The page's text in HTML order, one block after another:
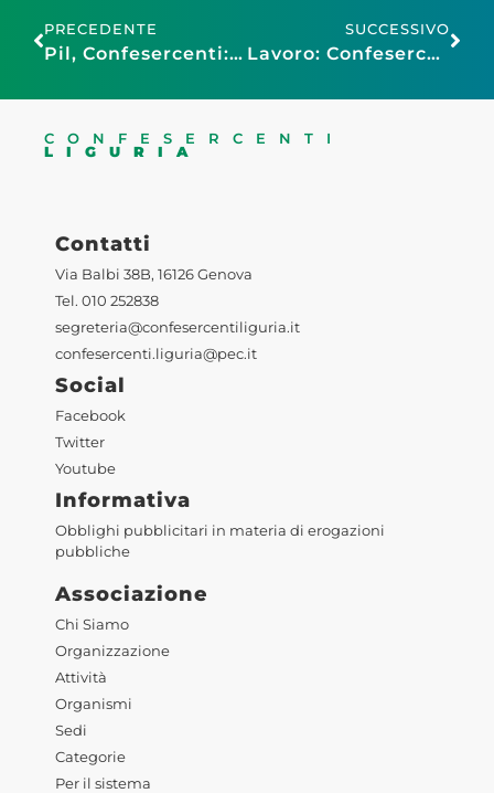
PRECEDENTE
Pil, Confesercenti: dato positivo, spinta importante da turismo. Priorità è realizzare Pnrr senza ritardi e intervenire su fisco
SUCCESSIVO
Lavoro: Confesercenti-SWG, il 36% delle imprese del commercio e del turismo ha difficoltà a reperire personale
CONFESERCENTI
LIGURIA
Contatti
Via Balbi 38B, 16126 Genova
Tel. 010 252838
segreteria@confesercentiliguria.it
confesercenti.liguria@pec.it
Social
Facebook
Twitter
Youtube
Informativa
Obblighi pubblicitari in materia di erogazioni
pubbliche
Associazione
Chi Siamo
Organizzazione
Attività
Organismi
Sedi
Categorie
Per il sistema